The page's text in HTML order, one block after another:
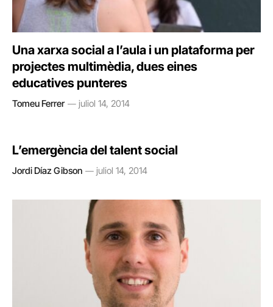
Una xarxa social a l’aula i un plataforma per
projectes multimèdia, dues eines
educatives punteres
Tomeu Ferrer juliol 14, 2014
L’emergència del talent social
Jordi Díaz Gibson juliol 14, 2014